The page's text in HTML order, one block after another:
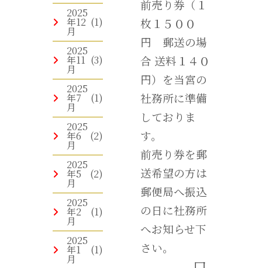
2025
年12
月
(1)
2025
年11
月
(3)
2025
年7
月
(1)
2025
年6
月
(2)
2025
年5
月
(2)
2025
年2
月
(1)
2025
年1
月
(1)
前売り券（１
枚１５００
円 郵送の場
合 送料１４０
円）を当宮の
社務所に準備
しておりま
す。
前売り券を郵
送希望の方は
郵便局へ振込
の日に社務所
へお知らせ下
さい。